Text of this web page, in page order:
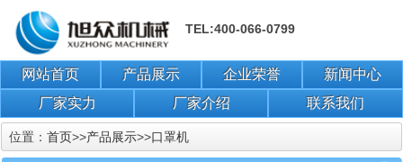
TEL:400-066-0799
网站首页 产品展示 企业荣誉
新闻中心
厂家实力
厂家介绍 联系我们
位置： 首页>>产品展示>>口罩机